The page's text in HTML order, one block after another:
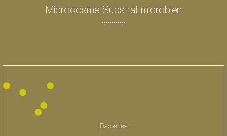
de microorganismes. Le
nombre de recharges
Microcosme Substrat microbien
Bactéries